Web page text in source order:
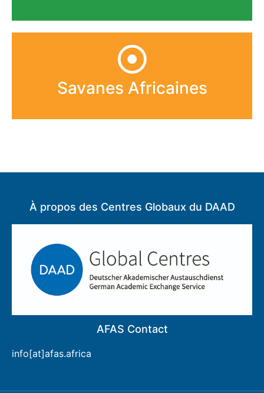
Savanes Africaines
À propos des Centres Globaux du DAAD
AFAS Contact
info[at]afas.africa